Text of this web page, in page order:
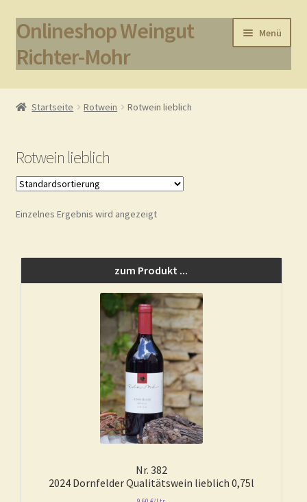
Zur
Navigation
springen
Zum
Inhalt
springen
Onlineshop Weingut
Richter-Mohr
Menü
Start
Datenschutz
Startseite Rotwein Rotwein lieblich
Rotwein lieblich
Einzelnes Ergebnis wird angezeigt
Nr. 382
2024 Dornfelder Qualitätswein lieblich 0,75l
zum Produkt ...